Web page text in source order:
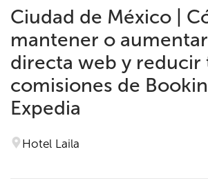
Ciudad de México |
mantener o
directa web y reducir
comisiones de
Expedia
Hotel Laila